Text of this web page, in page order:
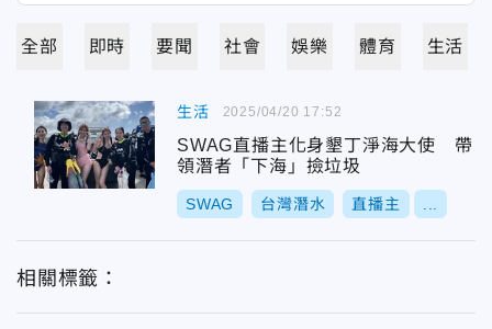
全部 即時 要聞 社會 娛樂 體育 生活
生活
SWAG直播主化身墾丁淨海大使 帶
領潛者「下海」撿垃圾
SWAG 台灣潛水 直播主
2025/04/20 17:52
相關標籤：